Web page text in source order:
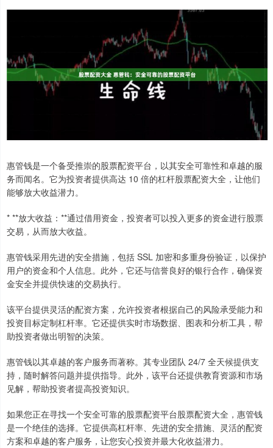
惠管钱是一个备受推崇的股票配资平台，以其安全可靠性和卓越的服
务而闻名。它为投资者提供高达 10 倍的杠杆股票配资大全，让他们
能够放大收益潜力。
* **放大收益：**通过借用资金，投资者可以投入更多的资金进行股票
交易，从而放大收益。
惠管钱采用先进的安全措施，包括 SSL 加密和多重身份验证，以保护
用户的资金和个人信息。此外，它还与信誉良好的银行合作，确保资
金安全并提供快速的交易执行。
该平台提供灵活的配资方案，允许投资者根据自己的风险承受能力和
投资目标定制杠杆率。它还提供实时市场数据、图表和分析工具，帮
助投资者做出明智的决策。
惠管钱以其卓越的客户服务而著称。其专业团队 24/7 全天候提供支
持，随时解答问题并提供指导。此外，该平台还提供教育资源和市场
见解，帮助投资者提高投资知识。
如果您正在寻找一个安全可靠的股票配资平台股票配资大全，惠管钱
是一个绝佳的选择。它提供高杠杆率、先进的安全措施、灵活的配资
方案和卓越的客户服务，让您安心投资并最大化收益潜力。